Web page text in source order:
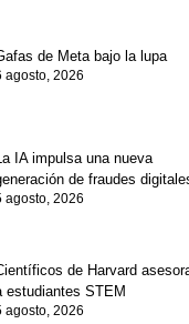
de Meta bajo la lupa
agosto, 2026
La IA impulsa una nueva
de fraudes
agosto, 2026
de Harvard
estudiantes STEM
agosto, 2026